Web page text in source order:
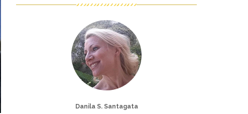
Danila S. Santagata